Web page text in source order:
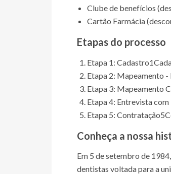
Clube de benefícios
Cartão Farmácia
Etapas do processo
Etapa 1: Cadastro1
Etapa 2: Mapeamento
Etapa 3: Mapeamento
Etapa 4: Entrevista
Etapa 5: Contratação5
Conheça a nossa
Em 5 de setembro de
dentistas voltada para a